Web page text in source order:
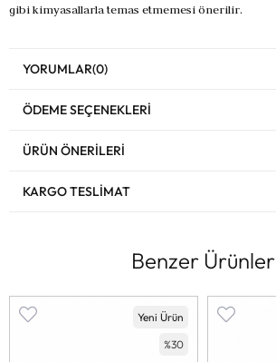
gibi kimyasallarla temas etmemesi önerilir.
YORUMLAR(0)
ÖDEME SEÇENEKLERI
ÜRÜN ÖNERILERI
KARGO TESLIMAT
Benzer Ürünler
Yeni Ürün
%30